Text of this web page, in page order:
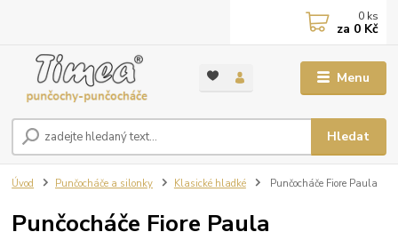
Menu
Hledat
0 ks
za 0 Kč
Úvod Punčocháče a silonky Klasické hladké Punčocháče Fiore Paula
Punčocháče Fiore Paula